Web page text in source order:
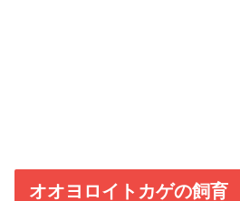
オオヨロイトカゲの飼育